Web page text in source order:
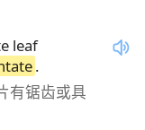
leaf
.
有锯齿或具